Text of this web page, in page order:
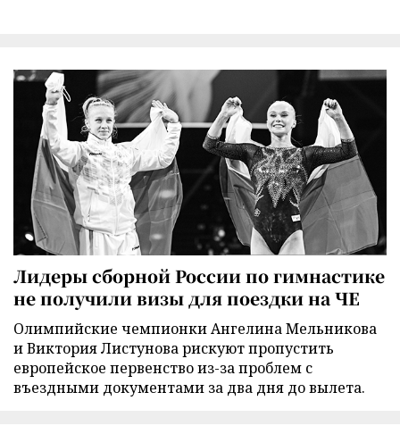
Лидеры сборной России по гимнастике
не получили визы для поездки на ЧЕ
Олимпийские чемпионки Ангелина Мельникова
и Виктория Листунова рискуют пропустить
европейское первенство из-за проблем с
въездными документами за два дня до вылета.